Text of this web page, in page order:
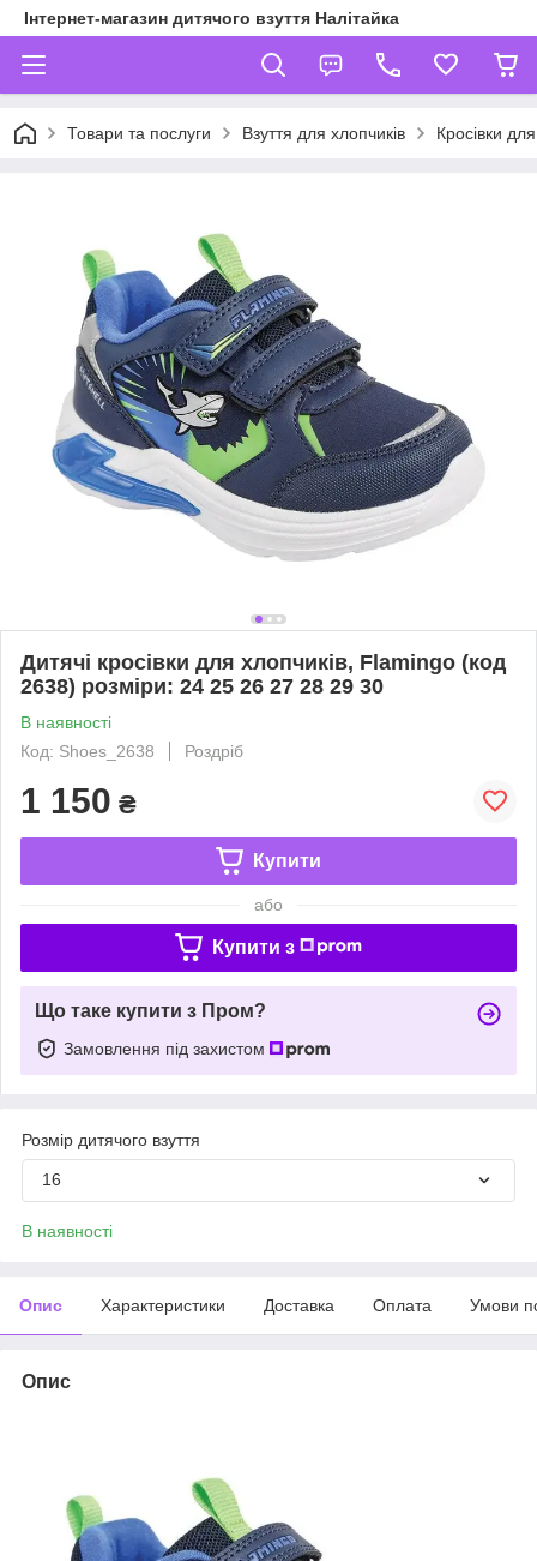
Інтернет-магазин дитячого взуття Налітайка
Товари та послуги Взуття для хлопчиків Кросівки
Дитячі кросівки для хлопчиків, Flamingo (код
2638) розміри: 24 25 26 27 28 29 30
В наявності
Код: Shoes_2638
Роздріб
1 150 ₴
Купити
або
Купити з
Що таке купити з Пром?
Замовлення під захистом
Розмір дитячого взуття
16
В наявності
Опис Характеристики Доставка Оплата Умови
Опис